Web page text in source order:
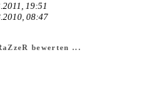
19:51
08:47
bewerten ...